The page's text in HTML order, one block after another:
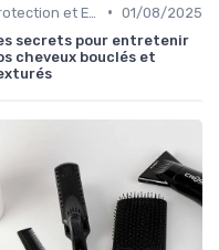
• 01/08/2025
secrets pour entretenir
cheveux bouclés et